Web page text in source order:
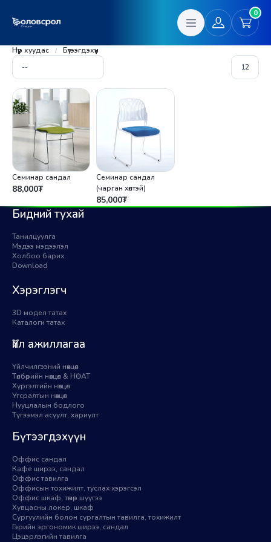
0
Нүүр хуудас Бүтээгдэхүүн
Семинар сандал
88,000₮
Семинар сандал
(чарган хөлтэй)
85,000₮
Бидний тухай
Танилцуулга
Мэдээ мэдээлэл
Холбоо барих
Download
Хэрэглэгч
3D модел татах
Каталоги татах
Үйл ажиллагаа
Үйлчилгээний нөхцөл
Төлбөрийн нөхцөл & НӨАТ
Хүргэлтийн нөхцөл
Угсралтын нөхцөл
Нууцлалын бодлого
Түгээмэл асуулт, хариулт
Бүтээгдэхүүн
Оффис сандал
Кафе ширээ, сандал
Оффис тавилга
Оффисын тохижилт, туслах хэрэгсэл
Оффис шкаф, төмөр шүүгээ
Хувцасны локер, шкаф
Сургуулийн болон сургалтын тавилга, тохижилт
Гэрийн эргономик ширээ, сандал
Цэцэрлэгийн тавилга